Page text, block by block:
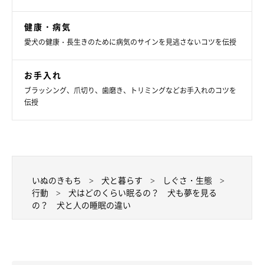
「覚醒」の仕組みなど、異なるところもたくさんありましたね。
せん。
お話を伺った先生／枝村一弥先生（日本大学生物資源科学部獣医
学科教授 博士（獣医学））
眠の質”がすご～く大切です 快眠マッサージつき 真夏の犬の睡眠
文／東里奈
※写真はスマホアプリ「いぬ・ねこのきもち」で投稿されたもの
です。
健康・病気
愛犬の健康・長生きのために病気のサインを見逃さないコツを伝授
お手入れ
ブラッシング、爪切り、歯磨き、トリミングなどお手入れのコツを
伝授
いぬのきもち 犬と暮らす
しぐさ・生態
行動
犬はどのくらい眠るの？ 犬も夢を見る
の？ 犬と人の睡眠の違い